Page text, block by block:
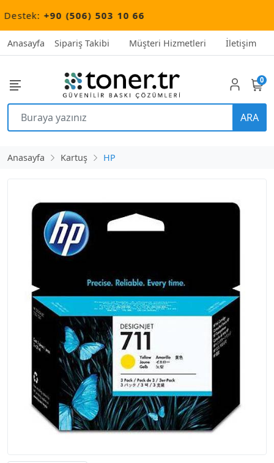
+90 (506) 503 10 66
Anasayfa Sipariş Takibi Müşteri Hizmetleri İletişim
ARA
0
Anasayfa Kartuş HP